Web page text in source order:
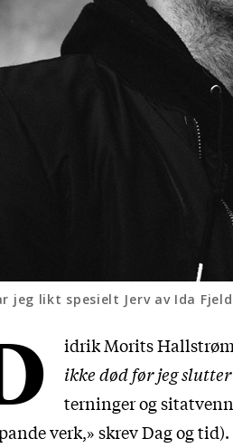
likt spesielt Jerv av Ida
idrik Morits Hallstrøm
ikke død før jeg slutter
terninger og
verk,» skrev Dag og